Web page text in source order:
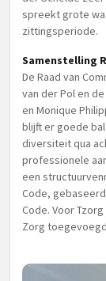
spreekt grote
zittingsperiode.
Samenstelling
De Raad van
van der Pol en
en Monique
blijft er goede
diversiteit qua
professionele
een
Code,
Code. Voor
Zorg